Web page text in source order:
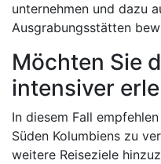
unternehmen und dazu
Ausgrabungsstätten
Möchten Sie
intensiver
In diesem Fall
Süden Kolumbiens zu
weitere Reiseziele